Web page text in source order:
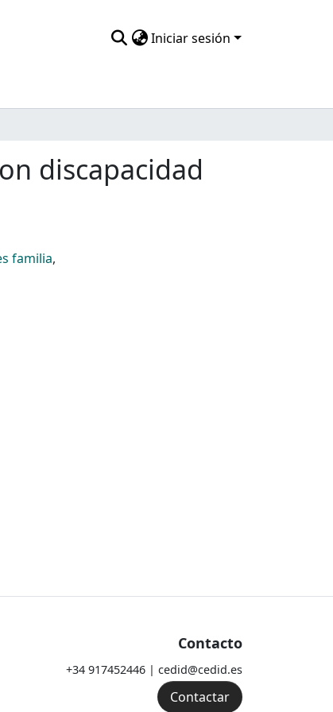
Iniciar sesión
discapacidad
familia,
Contacto
+34 917452446 | cedid@cedid.es
Contactar